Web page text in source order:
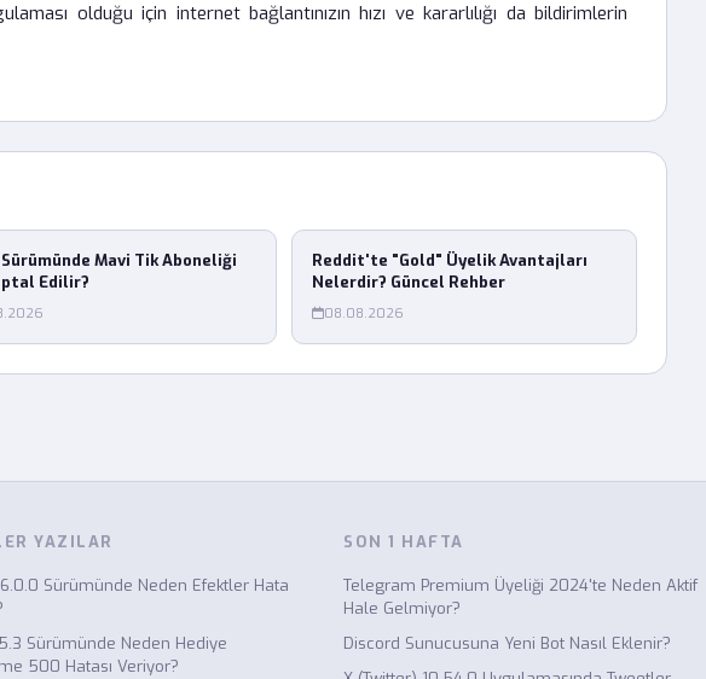
olduğu için internet bağlantınızın hızı ve kararlılığı da bildirimlerin
Sürümünde Mavi Tik Aboneliği
Edilir?
Reddit'te "Gold" Üyelik Avantajları
Nelerdir? Güncel Rehber
08.08.2026
YAZILAR
Sürümünde Neden Efektler Hata
Sürümünde Neden Hediye
500 Hatası Veriyor?
SON 1 HAFTA
Telegram Premium Üyeliği 2024'te Neden Aktif
Hale Gelmiyor?
Discord Sunucusuna Yeni Bot Nasıl Eklenir?